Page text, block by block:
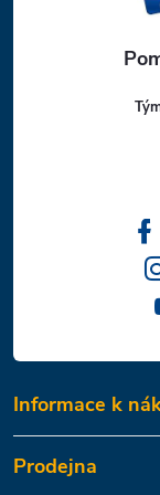
Informace k
Prodejna